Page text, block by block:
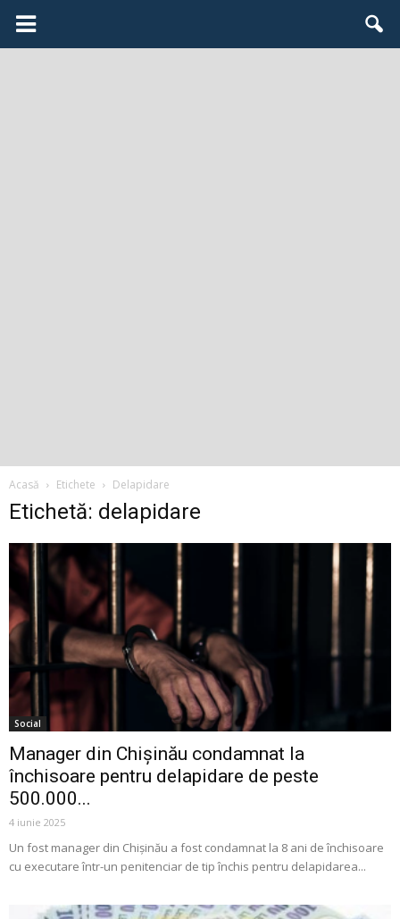
Acasă Etichete Delapidare
Etichetă: delapidare
Social
Manager din Chișinău condamnat la
închisoare pentru delapidare de peste
500.000...
4 iunie 2025
Un fost manager din Chișinău a fost condamnat la 8 ani de închisoare
cu executare într-un penitenciar de tip închis pentru delapidarea...